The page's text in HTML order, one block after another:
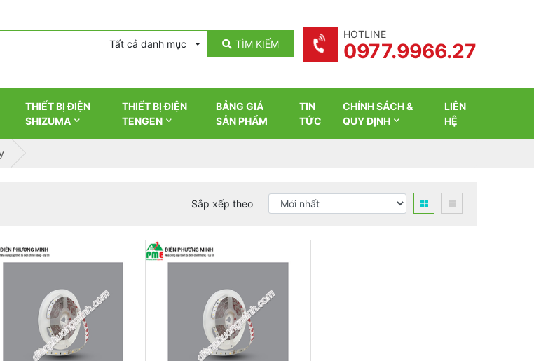
Tất cả danh mục TÌM KIẾM
HOTLINE
0977.9966.27
THIẾT BỊ ĐIỆN
SHIZUMA
THIẾT BỊ ĐIỆN
TENGEN
BẢNG GIÁ
SẢN PHẨM
TIN
TỨC
CHÍNH SÁCH &
QUY ĐỊNH
LIÊN
HỆ
Sắp xếp theo